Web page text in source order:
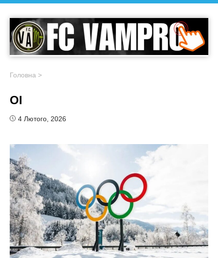
Головна >
ОІ
4 Лютого, 2026